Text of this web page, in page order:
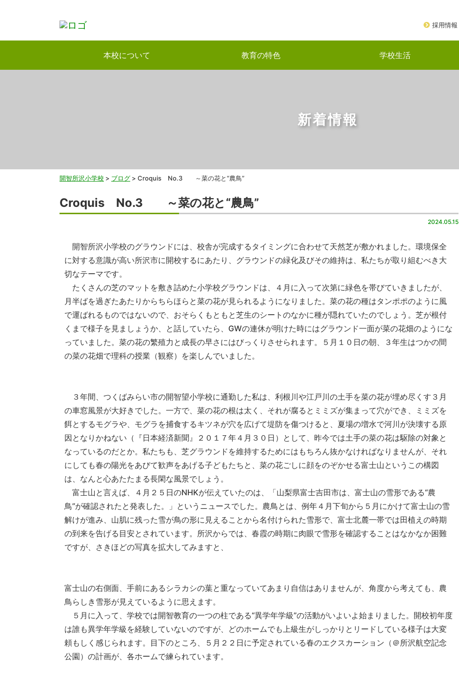
採用情報
本校について 教育の特色 学校生活
新着情報
開智所沢小学校 > ブログ > Croquis No.3 ～菜の花と“農鳥”
Croquis No.3 ～菜の花と“農鳥”
2024.05.15
開智所沢小学校のグラウンドには、校舎が完成するタイミングに合わせて天然芝が敷かれました。環境保全
に対する意識が高い所沢市に開校するにあたり、グラウンドの緑化及びその維持は、私たちが取り組むべき大
切なテーマです。
たくさんの芝のマットを敷き詰めた小学校グラウンドは、４月に入って次第に緑色を帯びていきましたが、
月半ばを過ぎたあたりからちらほらと菜の花が見られるようになりました。菜の花の種はタンポポのように風
で運ばれるものではないので、おそらくもともと芝生のシートのなかに種が隠れていたのでしょう。芝が根付
くまで様子を見ましょうか、と話していたら、GWの連休が明けた時にはグラウンド一面が菜の花畑のようにな
っていました。菜の花の繁殖力と成長の早さにはびっくりさせられます。５月１０日の朝、３年生はつかの間
の菜の花畑で理科の授業（観察）を楽しんでいました。
３年間、つくばみらい市の開智望小学校に通勤した私は、利根川や江戸川の土手を菜の花が埋め尽くす３月
の車窓風景が大好きでした。一方で、菜の花の根は太く、それが腐るとミミズが集まって穴ができ、ミミズを
餌とするモグラや、モグラを捕食するキツネが穴を広げて堤防を傷つけると、夏場の増水で河川が決壊する原
因となりかねない（『日本経済新聞』２０１７年４月３０日）として、昨今では土手の菜の花は駆除の対象と
なっているのだとか。私たちも、芝グラウンドを維持するためにはもちろん抜かなければなりませんが、それ
にしても春の陽光をあびて歓声をあげる子どもたちと、菜の花ごしに顔をのぞかせる富士山というこの構図
は、なんと心あたたまる長閑な風景でしょう。
富士山と言えば、４月２５日のNHKが伝えていたのは、「山梨県富士吉田市は、富士山の雪形である“農
鳥”が確認されたと発表した。」というニュースでした。農鳥とは、例年４月下旬から５月にかけて富士山の雪
解けが進み、山肌に残った雪が鳥の形に見えることから名付けられた雪形で、富士北麓一帯では田植えの時期
の到来を告げる目安とされています。所沢からでは、春霞の時期に肉眼で雪形を確認することはなかなか困難
ですが、さきほどの写真を拡大してみますと、
富士山の右側面、手前にあるシラカシの葉と重なっていてあまり自信はありませんが、角度から考えても、農
鳥らしき雪形が見えているように思えます。
５月に入って、学校では開智教育の一つの柱である“異学年学級”の活動がいよいよ始まりました。開校初年度
は誰も異学年学級を経験していないのですが、どのホームでも上級生がしっかりとリードしている様子は大変
頼もしく感じられます。目下のところ、５月２２日に予定されている春のエクスカーション（＠所沢航空記念
公園）の計画が、各ホームで練られています。